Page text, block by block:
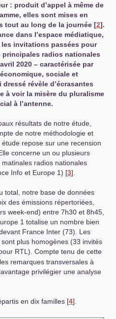
: produit d’appel à même de
elles sont mises en
tout au long de la journée [2].
dans l’espace médiatique,
invitations passées pour
radios nationales
2020 – caractérisée par
sociale et
révèle d’écrasantes
à voir la misère du pluralisme
à l’antenne.
résultats de notre étude,
de notre méthodologie et
repose sur une recension
concerne un ou plusieurs
radios nationales
Info et Europe 1) [3]
total, notre base de données
des émissions répertoriées,
week-end) entre 7h30 et 8h45,
1 totalise un nombre bien
France Inter (73). Les
plus homogènes (33 invités
RTL ). Compte tenu de cette
remarques transversales à
privilégier une analyse
en dix familles [4]